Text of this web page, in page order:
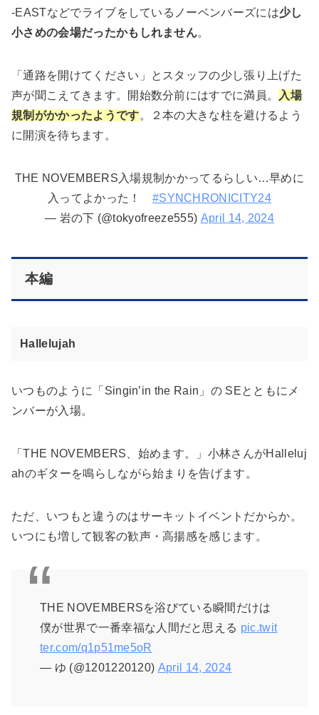
-EASTなどでライブをしているノーベンバーズには少し
小さめの会場だったかもしれません。
「通路を開けてください」とスタッフの少し張り上げた
声が聞こえてきます。開始数分前にはすでに満員。
入場
規制がかかったようです。２本の大きな柱を避けるよう
に開演を待ちます。
THE NOVEMBERS入場規制かかってるらしい…早めに
入ってよかった！ #SYNCHRONICITY24
— 岩の下 (@tokyofreeze555) April 14, 2024
本編
Hallelujah
いつものように「Singin’in the Rain」の SEとともにメ
ンバーが入場。
「THE NOVEMBERS、始めます。」小林さんがHalleluj
ahのギターを鳴らしながら始まりを告げます。
ただ、いつもと違うのはサーキットイベントだからか。
いつにも増して観客の歓声・高揚感を感じます。
THE NOVEMBERSを浴びている瞬間だけは
僕が世界で一番幸福な人間だと思える pic.twit
ter.com/q1p51me5oR
— ゆ (@1201220120) April 14, 2024